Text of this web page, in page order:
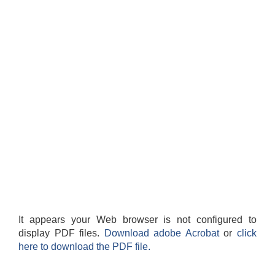
It appears your Web browser is not configured to
display PDF files.
Download adobe Acrobatorclick
here to download the PDF file.